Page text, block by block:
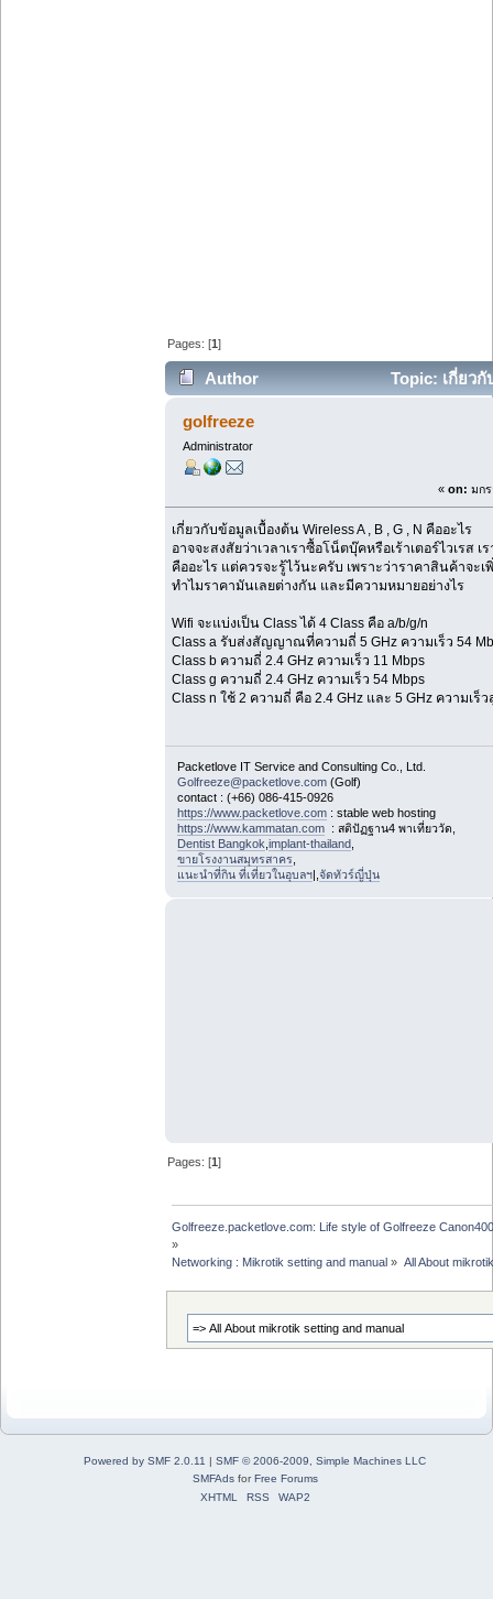
Pages: [1]
Author
Topic: เกี่ยว
68383 times)
golfreeze
Administrator
« on: มก
เกี่ยวกับข้อมูลเบื้องต้น Wireless A , B , G , N คืออะไร
อาจจะสงสัยว่าเวลาเราซื้อโน็ตบุ๊คหรือเร้าเตอร์ไวเรส
คืออะไร แต่ควรจะรู้ไว้นะครับ เพราะว่าราคาสินค้าจ
ทำไมราคามันเลยต่างกัน และมีความหมายอย่างไร
Wifi จะแบ่งเป็น Class ได้ 4 Class คือ a/b/g/n
Class a รับส่งสัญญาณที่ความถี่ 5 GHz ความเร็ว 54
Class b ความถี่ 2.4 GHz ความเร็ว 11 Mbps
Class g ความถี่ 2.4 GHz ความเร็ว 54 Mbps
Class n ใช้ 2 ความถี่ คือ 2.4 GHz และ 5 GHz ความเร็
Packetlove IT Service and Consulting Co., Ltd.
Golfreeze@packetlove.com(Golf)
contact : (+66) 086-415-0926
https://www.packetlove.com: stable web hosting
https://www.kammatan.com: สติปัฏฐาน4 พาเที่ยววัด,
Dentist Bangkok implant-thailand,
ขายโรงงานสมุทรสาคร,
แนะนำที่กิน ที่เที่ยวในอุบลฯ|, จัดทัวร์ญี่ปุ่น
Pages: [1]
Golfreeze.packetlove.com: Life style of Golfreeze
»
Networking : Mikrotik setting and manual » All About
Powered by SMF 2.0.11 | SMF © 2006-2009, Simple Machines LLC
SMFAdsforFree Forums
XHTML
RSS WAP2